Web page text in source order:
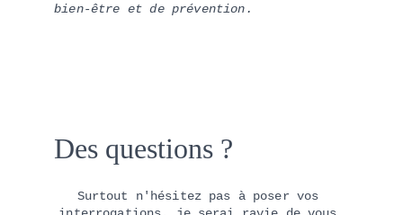
bien-être et de prévention.
Des questions ?
Surtout n'hésitez pas à poser vos